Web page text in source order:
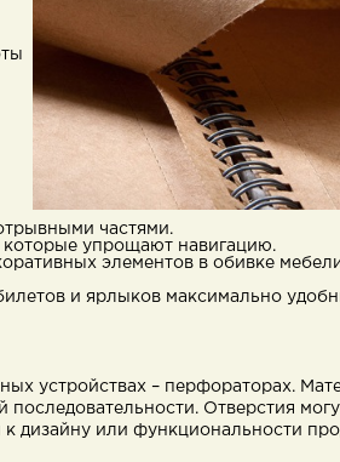
частями.
упрощают навигацию.
элементов в обивке
и ярлыков максимально
устройствах – перфораторах.
последовательности. Отверстия
дизайну или функциональности